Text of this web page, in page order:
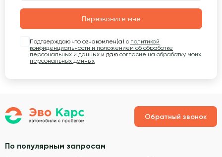
Перезвоните мне
Подтверждаю что ознакомлен(а) с политикой
конфиденциальности и положением об обработке
персональных и данных и даю согласие на обработку моих
персональных данных
Обратный звонок
По популярным запросам